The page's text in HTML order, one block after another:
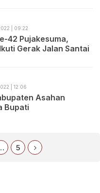
| 09:22
42 Pujakesuma,
Gerak Jalan Santai
| 12:06
Asahan
Bupati
5